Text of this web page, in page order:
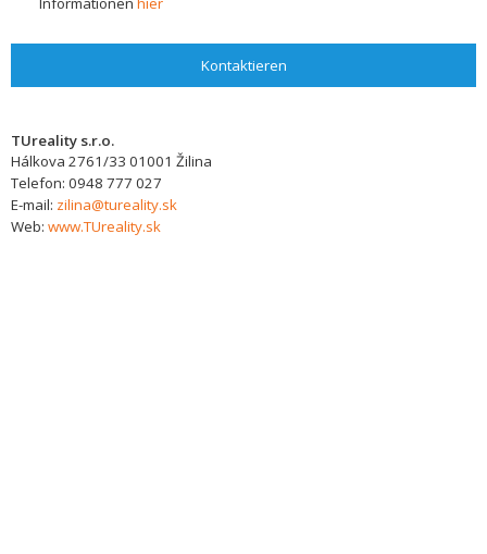
Kontaktieren
TUreality s.r.o.
Hálkova 2761/33 01001 Žilina
Telefon: 0948 777 027
E-mail: zilina@tureality.sk
Web: www.TUreality.sk